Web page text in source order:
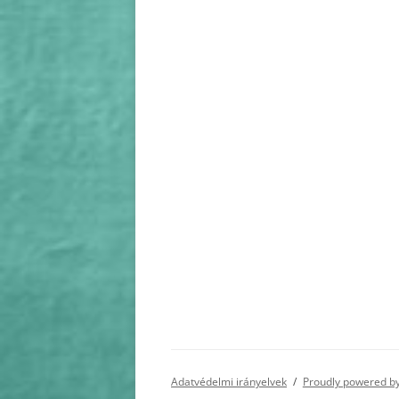
Adatvédelmi irányelvek Proudly powered